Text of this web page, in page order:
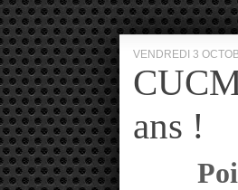
VENDREDI 3
ans !